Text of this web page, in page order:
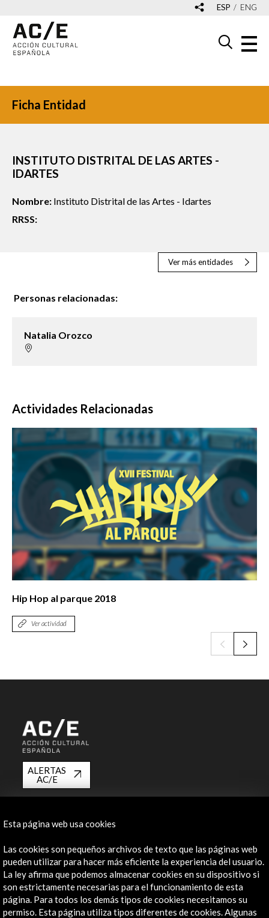
ESP ENG
Ficha Entidad
INSTITUTO DISTRITAL DE LAS ARTES -
IDARTES
Nombre: Instituto Distrital de las Artes - Idartes
RRSS:
Ver más entidades
Personas relacionadas:
Natalia Orozco
Actividades Relacionadas
Hip Hop al parque 2018
Ver actividad
ALERTAS
AC/E
info@accioncultural.es
+34 91 700 4000
José Abascal, 4 - 4º
28003 Madrid, España
Canales de contacto
Esta página web usa cookies
Las cookies son pequeños archivos de texto que las páginas web
pueden utilizar para hacer más eficiente la experiencia del usuario.
La ley afirma que podemos almacenar cookies en su dispositivo si
son estrictamente necesarias para el funcionamiento de esta
página. Para todos los demás tipos de cookies necesitamos su
permiso. Esta página utiliza tipos diferentes de cookies. Algunas